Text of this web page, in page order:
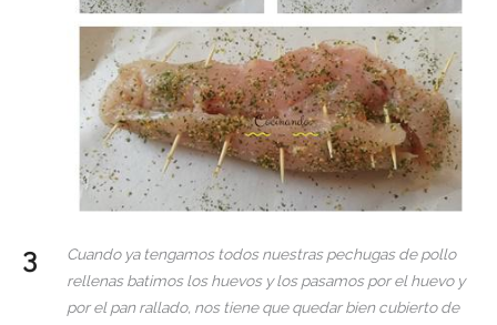
Cuando ya tengamos todos nuestras pechugas de pollo
rellenas batimos los huevos y los pasamos por el huevo y
por el pan rallado, nos tiene que quedar bien cubierto de